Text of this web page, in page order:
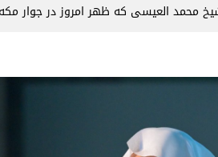
محمد العیسی که ظهر امروز در جوار